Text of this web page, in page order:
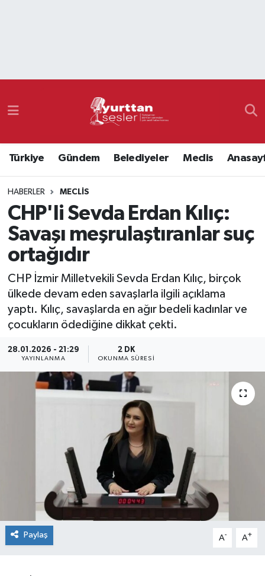
Türkiye Gündem Belediyeler Meclis
HABERLER MECLIS
CHP'li Sevda Erdan Kılıç:
Savaşı meşrulaştıranlar suç
ortağıdır
CHP İzmir Milletvekili Sevda Erdan Kılıç, birçok
ülkede devam eden savaşlarla ilgili açıklama
yaptı. Kılıç, savaşlarda en ağır bedeli kadınlar ve
çocukların ödediğine dikkat çekti.
28.01.2026 - 21:29
YAYINLANMA
2 DK
OKUNMA SÜRESI
Paylaş A- A+
Namaz Vakitleri
Süper Lig Puan Durumu ve Fikstür
Tüm Manşetler
Son Dakika Haberleri
Haber Arşivi